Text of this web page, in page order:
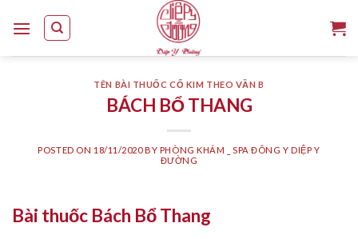
TÊN BÀI THUỐC CỔ KIM THEO VẦN B
BÁCH BỔ THANG
POSTED ON 18/11/2020BY PHÒNG KHÁM _ SPA ĐÔNG Y DIỆP Y
ĐƯỜNG
Bài thuốc Bách Bổ Thang